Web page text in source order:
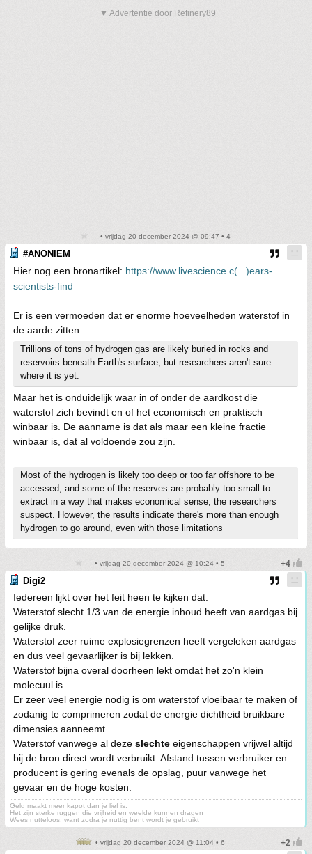
▼ Advertentie door Refinery89
• vrijdag 20 december 2024 @ 09:47 • 4
#ANONIEM
Hier nog een bronartikel: https://www.livescience.c(...)ears-
scientists-find
Er is een vermoeden dat er enorme hoeveelheden waterstof in
de aarde zitten:
Trillions of tons of hydrogen gas are likely buried in rocks and
reservoirs beneath Earth's surface, but researchers aren't sure
where it is yet.
Maar het is onduidelijk waar in of onder de aardkost die
waterstof zich bevindt en of het economisch en praktisch
winbaar is. De aanname is dat als maar een kleine fractie
winbaar is, dat al voldoende zou zijn.
Most of the hydrogen is likely too deep or too far offshore to be
accessed, and some of the reserves are probably too small to
extract in a way that makes economical sense, the researchers
suspect. However, the results indicate there's more than enough
hydrogen to go around, even with those limitations
• vrijdag 20 december 2024 @ 10:24 • 5
Digi2
Iedereen lijkt over het feit heen te kijken dat:
Waterstof slecht 1/3 van de energie inhoud heeft van aardgas bij
gelijke druk.
Waterstof zeer ruime explosiegrenzen heeft vergeleken aardgas
en dus veel gevaarlijker is bij lekken.
Waterstof bijna overal doorheen lekt omdat het zo'n klein
molecuul is.
Er zeer veel energie nodig is om waterstof vloeibaar te maken of
zodanig te comprimeren zodat de energie dichtheid bruikbare
dimensies aanneemt.
Waterstof vanwege al deze slechte eigenschappen vrijwel altijd
bij de bron direct wordt verbruikt. Afstand tussen verbruiker en
producent is gering evenals de opslag, puur vanwege het
gevaar en de hoge kosten.
Geld maakt meer kapot dan je lief is.
Het zijn sterke ruggen die vrijheid en weelde kunnen dragen
Wees nutteloos, want zodra je nuttig bent wordt je gebruikt
• vrijdag 20 december 2024 @ 11:04 • 6